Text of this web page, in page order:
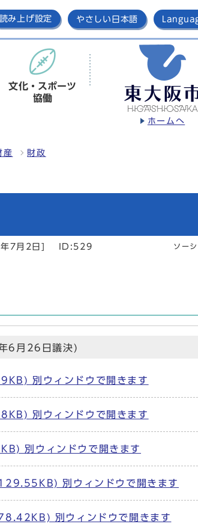
読み上げ設定 やさしい日本語
ホームへ
文化・スポーツ
協働
産 財政
7月2日] ID:529 ソー
6月26日議決)
別ウィンドウで開きます
別ウィンドウで開きます
別ウィンドウで開きます
別ウィンドウで開きます
別ウィンドウで開きます